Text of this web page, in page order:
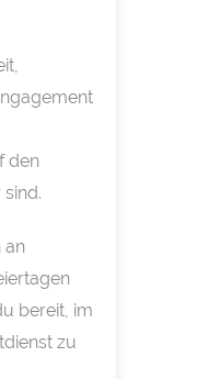
den
an
bereit, im
zu